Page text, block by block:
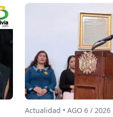
Actualidad • AGO 6 / 2026